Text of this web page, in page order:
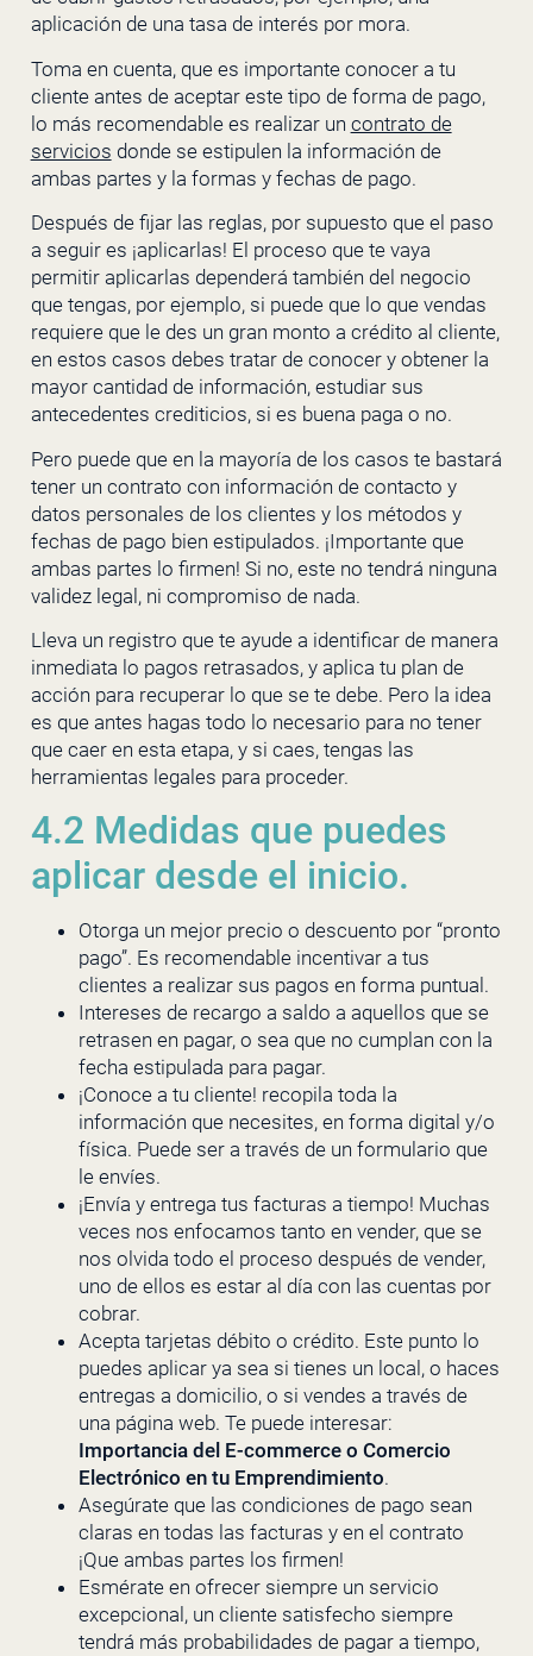
aplicación de una tasa de interés por mora.
Toma en cuenta, que es importante conocer a tu
cliente antes de aceptar este tipo de forma de pago,
lo más recomendable es realizar un contrato de
servicios donde se estipulen la información de
ambas partes y la formas y fechas de pago.
Después de fijar las reglas, por supuesto que el paso
a seguir es ¡aplicarlas! El proceso que te vaya
permitir aplicarlas dependerá también del negocio
que tengas, por ejemplo, si puede que lo que vendas
requiere que le des un gran monto a crédito al cliente,
en estos casos debes tratar de conocer y obtener la
mayor cantidad de información, estudiar sus
antecedentes crediticios, si es buena paga o no.
Pero puede que en la mayoría de los casos te bastará
tener un contrato con información de contacto y
datos personales de los clientes y los métodos y
fechas de pago bien estipulados. ¡Importante que
ambas partes lo firmen! Si no, este no tendrá ninguna
validez legal, ni compromiso de nada.
Lleva un registro que te ayude a identificar de manera
inmediata lo pagos retrasados, y aplica tu plan de
acción para recuperar lo que se te debe. Pero la idea
es que antes hagas todo lo necesario para no tener
que caer en esta etapa, y si caes, tengas las
herramientas legales para proceder.
4.2 Medidas que puedes
aplicar desde el inicio.
Otorga un mejor precio o descuento por “pronto
pago”. Es recomendable incentivar a tus
clientes a realizar sus pagos en forma puntual.
Intereses de recargo a saldo a aquellos que se
retrasen en pagar, o sea que no cumplan con la
fecha estipulada para pagar.
¡Conoce a tu cliente! recopila toda la
información que necesites, en forma digital y/o
física. Puede ser a través de un formulario que
le envíes.
¡Envía y entrega tus facturas a tiempo! Muchas
veces nos enfocamos tanto en vender, que se
nos olvida todo el proceso después de vender,
uno de ellos es estar al día con las cuentas por
cobrar.
Acepta tarjetas débito o crédito. Este punto lo
puedes aplicar ya sea si tienes un local, o haces
entregas a domicilio, o si vendes a través de
una página web. Te puede interesar:
Importancia del E-commerce o Comercio
Electrónico en tu Emprendimiento.
Asegúrate que las condiciones de pago sean
claras en todas las facturas y en el contrato
¡Que ambas partes los firmen!
Esmérate en ofrecer siempre un servicio
excepcional, un cliente satisfecho siempre
tendrá más probabilidades de pagar a tiempo,